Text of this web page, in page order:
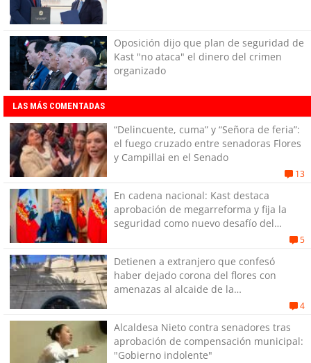
Oposición dijo que plan de seguridad de
Kast "no ataca" el dinero del crimen
organizado
LAS MÁS COMENTADAS
“Delincuente, cuma” y “Señora de feria”:
el fuego cruzado entre senadoras Flores
y Campillai en el Senado
13
En cadena nacional: Kast destaca
aprobación de megarreforma y fija la
seguridad como nuevo desafío del
5
Detienen a extranjero que confesó
haber dejado corona del flores con
amenazas al alcaide de la
4
Alcaldesa Nieto contra senadores tras
aprobación de compensación municipal:
"Gobierno indolente"